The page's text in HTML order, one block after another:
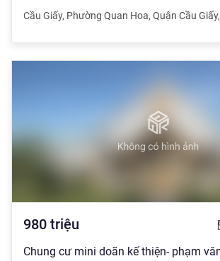
Cầu Giấy, Phường Quan Hoa, Quận Cầu Giấy,
980 triệu